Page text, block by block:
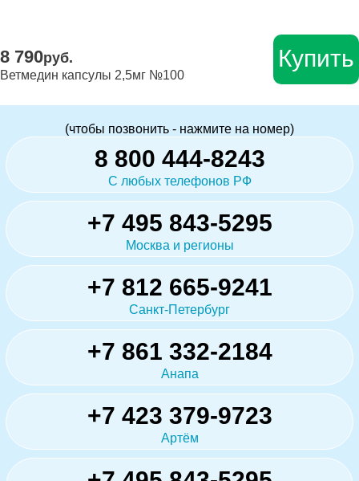
8 790руб.
Ветмедин капсулы 2,5мг №100
Купить
(чтобы позвонить - нажмите на номер)
8 800 444-8243
С любых телефонов РФ
+7 495 843-5295
Москва и регионы
+7 812 665-9241
Санкт-Петербург
+7 861 332-2184
Анапа
+7 423 379-9723
Артём